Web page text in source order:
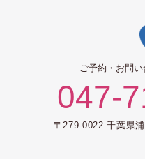
ご予約・お問
047-
〒279-0022 千葉県